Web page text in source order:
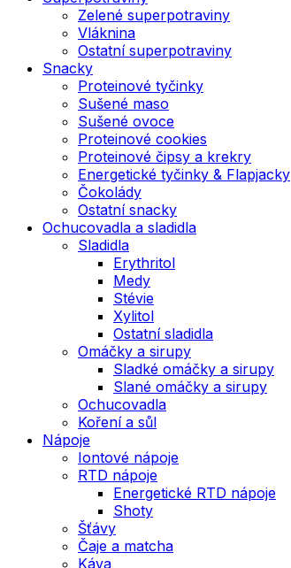
Zelené superpotraviny
Vláknina
Ostatní superpotraviny
Snacky
Proteinové tyčinky
Sušené maso
Sušené ovoce
Proteinové cookies
Proteinové čipsy a krekry
Energetické tyčinky & Flapjacky
Čokolády
Ostatní snacky
Ochucovadla a sladidla
Sladidla
Erythritol
Medy
Stévie
Xylitol
Ostatní sladidla
Omáčky a sirupy
Sladké omáčky a sirupy
Slané omáčky a sirupy
Ochucovadla
Koření a sůl
Nápoje
Iontové nápoje
RTD nápoje
Energetické RTD nápoje
Shoty
Šťávy
Čaje a matcha
Káva